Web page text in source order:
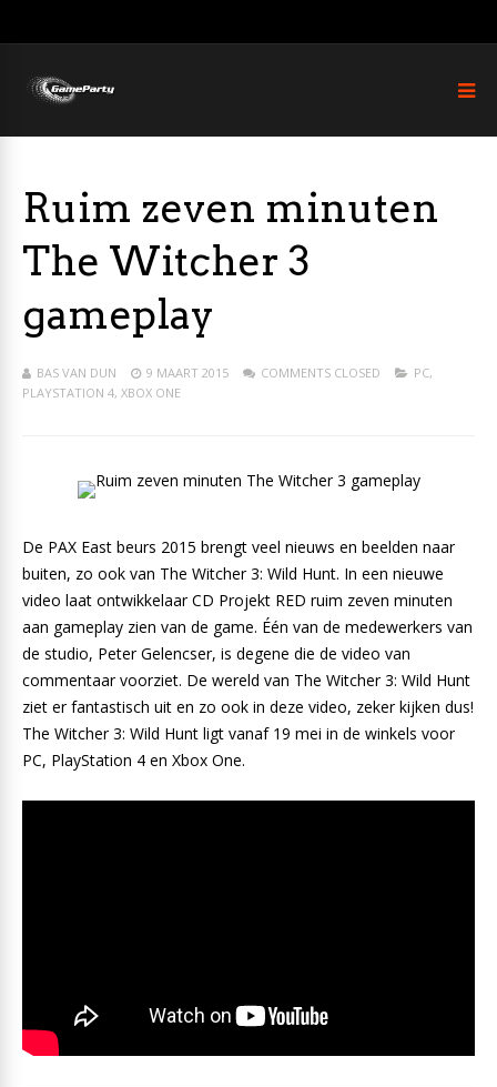
Ruim zeven minuten
The Witcher 3
gameplay
BAS VAN DUN 9 MAART 2015 COMMENTS CLOSED PC,
PLAYSTATION 4, XBOX ONE
De PAX East beurs 2015 brengt veel nieuws en beelden naar
buiten, zo ook van The Witcher 3: Wild Hunt. In een nieuwe
video laat ontwikkelaar CD Projekt RED ruim zeven minuten
aan gameplay zien van de game. Één van de medewerkers van
de studio, Peter Gelencser, is degene die de video van
commentaar voorziet. De wereld van The Witcher 3: Wild Hunt
ziet er fantastisch uit en zo ook in deze video, zeker kijken dus!
The Witcher 3: Wild Hunt ligt vanaf 19 mei in de winkels voor
PC, PlayStation 4 en Xbox One.